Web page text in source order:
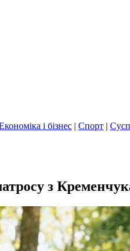
і бізнес | Спорт |
з